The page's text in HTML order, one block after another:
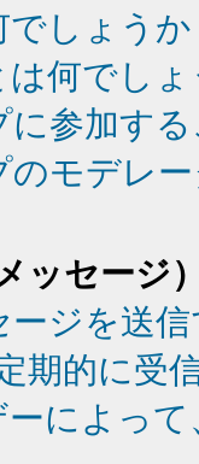
でしょうか
何でし
に参加す
のモデレ
ッセージ
ジを送
期的に受
によっ